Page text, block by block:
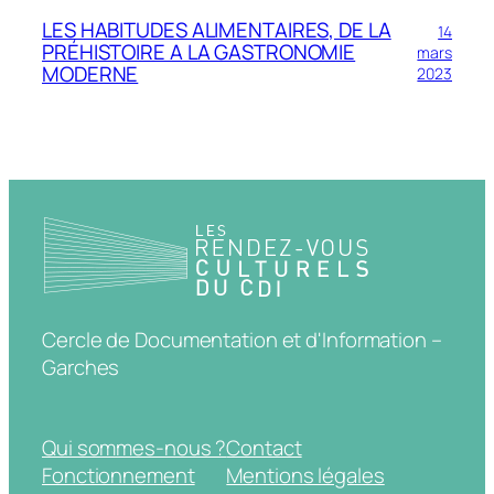
LES HABITUDES ALIMENTAIRES, DE LA
PRÉHISTOIRE A LA GASTRONOMIE
MODERNE
14
mars
2023
Cercle de Documentation et d'Information –
Garches
Qui sommes-nous ?
Fonctionnement
Contact
Mentions légales